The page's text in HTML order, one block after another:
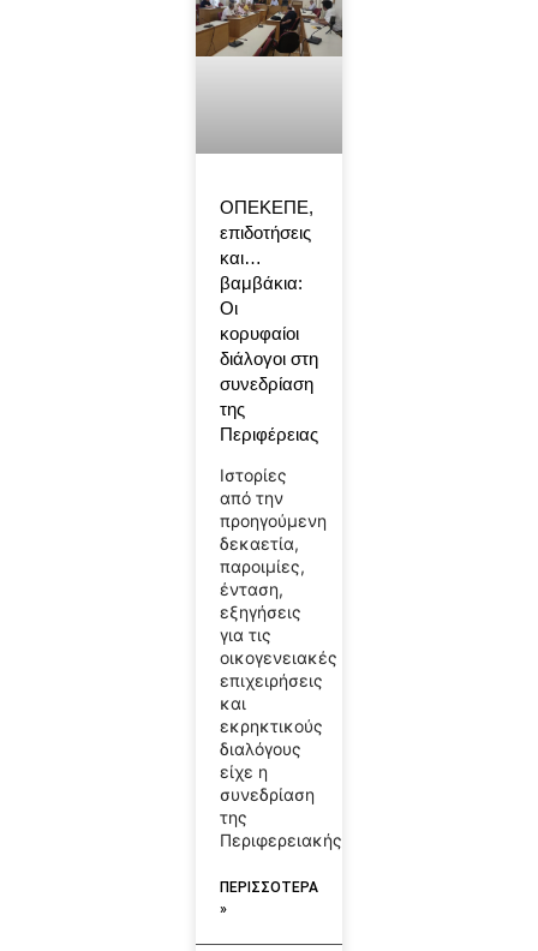
ΟΠΕΚΕΠΕ,
επιδοτήσεις
και…
βαμβάκια:
Οι
κορυφαίοι
διάλογοι στη
συνεδρίαση
της
Περιφέρειας
Ιστορίες
από την
προηγούμενη
δεκαετία,
παροιμίες,
ένταση,
εξηγήσεις
για τις
οικογενειακές
επιχειρήσεις
και
εκρηκτικούς
διαλόγους
είχε η
συνεδρίαση
της
Περιφερειακής
ΠΕΡΙΣΣΟΤΕΡΑ
»